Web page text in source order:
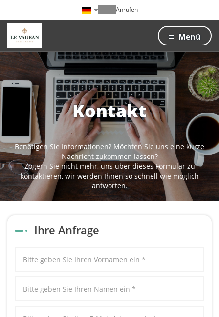
Anrufen
Menü
Kontakt
Benötigen Sie Informationen? Möchten Sie uns eine kurze
Nachricht zukommen lassen?
Zögern Sie nicht mehr, uns über dieses Formular zu
kontaktieren, wir werden Ihnen so schnell wie möglich
antworten.
Ihre Anfrage